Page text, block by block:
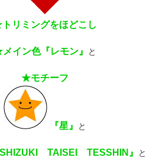
リミングをほどこし
イン色『レモン』 と
★モチーフ
『星』 と
TAISEI TESSHIN』 と